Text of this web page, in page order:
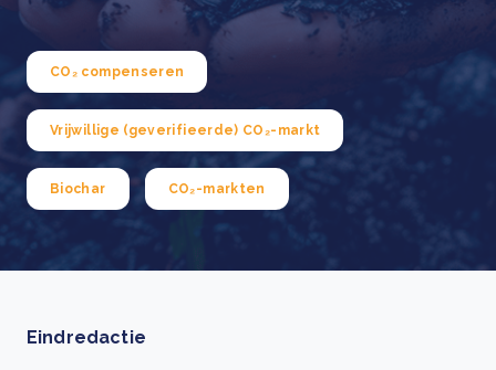
CO₂ compenseren
Vrijwillige (geverifieerde) CO₂-markt
Biochar CO₂-markten
Eindredactie